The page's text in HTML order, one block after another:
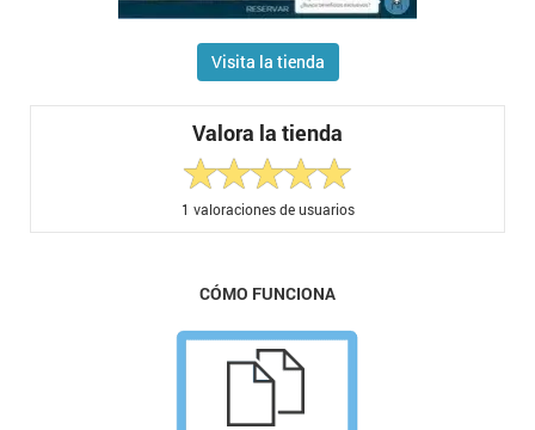
Visita la tienda
Valora la tienda
1 valoraciones de usuarios
CÓMO FUNCIONA